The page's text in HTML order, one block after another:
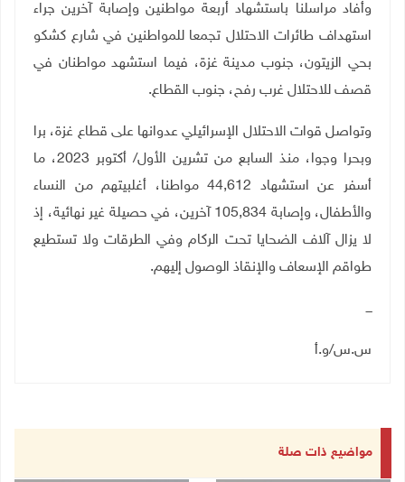
وأفاد مراسلنا باستشهاد أربعة مواطنين وإصابة آخرين جراء
استهداف طائرات الاحتلال تجمعا للمواطنين في شارع كشكو
بحي الزيتون، جنوب مدينة غزة، فيما استشهد مواطنان في
قصف للاحتلال غرب رفح، جنوب القطاع.
وتواصل قوات الاحتلال الإسرائيلي عدوانها على قطاع غزة، برا
وبحرا وجوا، منذ السابع من تشرين الأول/ أكتوبر 2023، ما
أسفر عن استشهاد 44,612 مواطنا، أغلبيتهم من النساء
والأطفال، وإصابة 105,834 آخرين، في حصيلة غير نهائية، إذ
لا يزال آلاف الضحايا تحت الركام وفي الطرقات ولا تستطيع
طواقم الإسعاف والإنقاذ الوصول إليهم.
ـــ
س.س/و.أ
مواضيع ذات صلة